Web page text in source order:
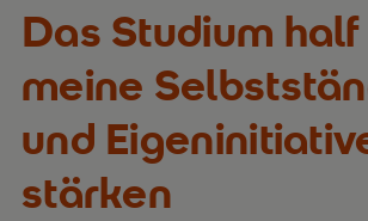
Das Studium
meine
und
stärken